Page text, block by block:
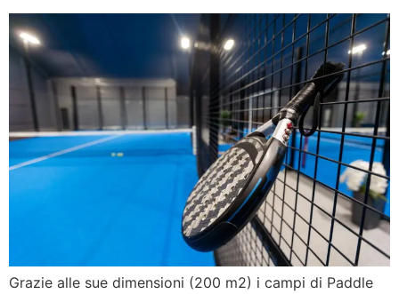
Grazie alle sue dimensioni (200 m2) i campi di Paddle